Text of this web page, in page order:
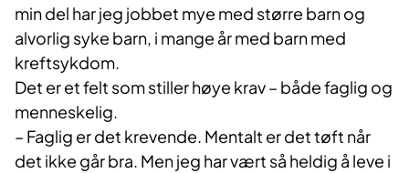
min del har jeg jobbet mye med større barn og
alvorlig syke barn, i mange år med barn med
kreftsykdom.
Det er et felt som stiller høye krav – både faglig og
menneskelig.
– Faglig er det krevende. Mentalt er det tøft når
det ikke går bra. Men jeg har vært så heldig å leve i